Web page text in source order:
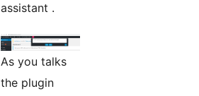
assistant .
As you talks
the plugin